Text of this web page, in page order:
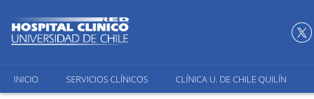
INICIO SERVICIOS CLÍNICOS CLÍNICA U. DE CHILE QUILÍN